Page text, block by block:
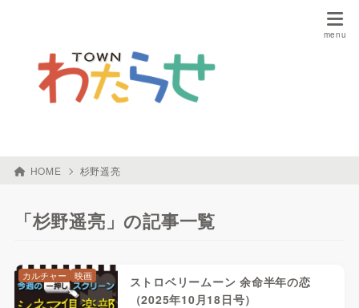
HOME 杉野遥亮
「杉野遥亮」の記事一覧
ストロベリームーン 余命半年の恋
（2025年10月18日号）
カルチャー 映画